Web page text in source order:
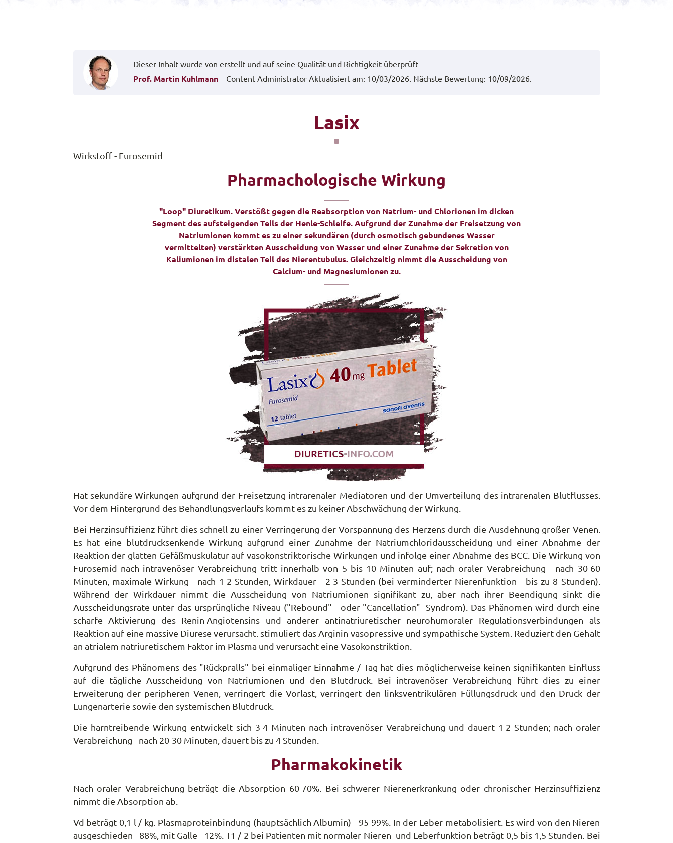
Dieser Inhalt wurde von erstellt und auf seine Qualität und Richtigkeit überprüft
Prof. Martin Kuhlmann Content Administrator Aktualisiert am: 10/03/2026. Nächste Bewertung: 10/09/2026.
Lasix
Wirkstoff - Furosemid
Pharmachologische Wirkung
"Loop" Diuretikum. Verstößt gegen die Reabsorption von Natrium- und Chlorionen im dicken
Segment des aufsteigenden Teils der Henle-Schleife. Aufgrund der Zunahme der Freisetzung von
Natriumionen kommt es zu einer sekundären (durch osmotisch gebundenes Wasser
vermittelten) verstärkten Ausscheidung von Wasser und einer Zunahme der Sekretion von
Kaliumionen im distalen Teil des Nierentubulus. Gleichzeitig nimmt die Ausscheidung von
Calcium- und Magnesiumionen zu.
Hat sekundäre Wirkungen aufgrund der Freisetzung intrarenaler Mediatoren und der Umverteilung des intrarenalen Blutflusses.
Vor dem Hintergrund des Behandlungsverlaufs kommt es zu keiner Abschwächung der Wirkung.
Bei Herzinsuffizienz führt dies schnell zu einer Verringerung der Vorspannung des Herzens durch die Ausdehnung großer Venen.
Es hat eine blutdrucksenkende Wirkung aufgrund einer Zunahme der Natriumchloridausscheidung und einer Abnahme der
Reaktion der glatten Gefäßmuskulatur auf vasokonstriktorische Wirkungen und infolge einer Abnahme des BCC. Die Wirkung von
Furosemid nach intravenöser Verabreichung tritt innerhalb von 5 bis 10 Minuten auf; nach oraler Verabreichung - nach 30-60
Minuten, maximale Wirkung - nach 1-2 Stunden, Wirkdauer - 2-3 Stunden (bei verminderter Nierenfunktion - bis zu 8 Stunden).
Während der Wirkdauer nimmt die Ausscheidung von Natriumionen signifikant zu, aber nach ihrer Beendigung sinkt die
Ausscheidungsrate unter das ursprüngliche Niveau ("Rebound" - oder "Cancellation" -Syndrom). Das Phänomen wird durch eine
scharfe Aktivierung des Renin-Angiotensins und anderer antinatriuretischer neurohumoraler Regulationsverbindungen als
Reaktion auf eine massive Diurese verursacht. stimuliert das Arginin-vasopressive und sympathische System. Reduziert den Gehalt
an atrialem natriuretischem Faktor im Plasma und verursacht eine Vasokonstriktion.
Aufgrund des Phänomens des "Rückpralls" bei einmaliger Einnahme / Tag hat dies möglicherweise keinen signifikanten Einfluss
auf die tägliche Ausscheidung von Natriumionen und den Blutdruck. Bei intravenöser Verabreichung führt dies zu einer
Erweiterung der peripheren Venen, verringert die Vorlast, verringert den linksventrikulären Füllungsdruck und den Druck der
Lungenarterie sowie den systemischen Blutdruck.
Die harntreibende Wirkung entwickelt sich 3-4 Minuten nach intravenöser Verabreichung und dauert 1-2 Stunden; nach oraler
Verabreichung - nach 20-30 Minuten, dauert bis zu 4 Stunden.
Pharmakokinetik
Nach oraler Verabreichung beträgt die Absorption 60-70%. Bei schwerer Nierenerkrankung oder chronischer Herzinsuffizienz
nimmt die Absorption ab.
Vd beträgt 0,1 l / kg. Plasmaproteinbindung (hauptsächlich Albumin) - 95-99%. In der Leber metabolisiert. Es wird von den Nieren
ausgeschieden - 88%, mit Galle - 12%. T1 / 2 bei Patienten mit normaler Nieren- und Leberfunktion beträgt 0,5 bis 1,5 Stunden. Bei